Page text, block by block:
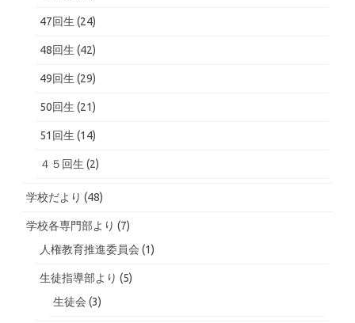
47回生 (24)
48回生 (42)
49回生 (29)
50回生 (21)
51回生 (14)
４５回生 (2)
学校だより (48)
学校各専門部より (7)
人権教育推進委員会 (1)
生徒指導部より (5)
生徒会 (3)